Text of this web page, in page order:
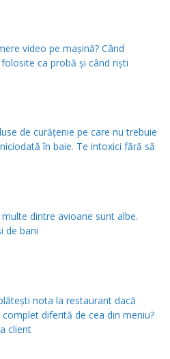
video pe mașină? Când
ca probă și când riști
de curăţenie pe care nu trebuie
în baie. Te intoxici fără să
dintre avioane sunt albe.
de bani
nota la restaurant dacă
diferită de cea din meniu?
client